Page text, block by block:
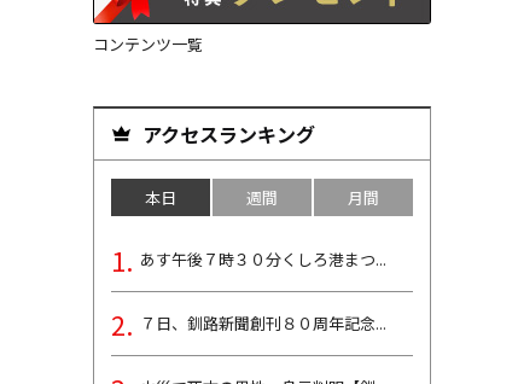
コンテンツ一覧
アクセスランキング
本日 週間 月間
あす午後７時３０分くしろ港まつ...
７日、釧路新聞創刊８０周年記念...